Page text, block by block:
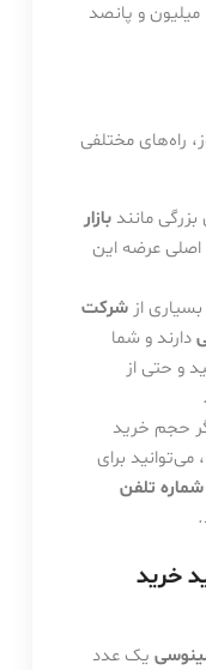
۲۰ میلیون و پانصد
مختلفی
مانندبازار
عرضه این
ازشرکت
و شما
از
خرید
برای
تلفن
یک عدد